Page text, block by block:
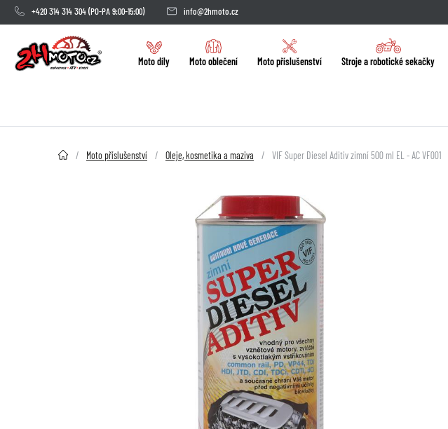
+420 314 314 304(PO-PA 9:00-15:00) info@2hmoto.cz
Moto díly Moto oblečení Moto příslušenství Stroje a robotické sekačky
2HMOTO.cz Moto příslušenství Oleje, kosmetika a maziva VIF Super Diesel Aditiv zimní 500 ml EL - AC VF001